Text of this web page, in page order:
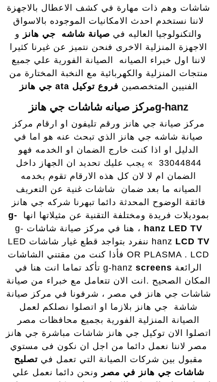
شاشات وهم ذات مهارة في كشف الاعطال بالاجهزة
لاننا نستخدم احدث الامكانيات الموجوده بالاسواق
والتكنولوجيا العاليه في صيانة شاشه جي هانز و
الاجهزة المنزلية الاخرى فنحن نتميز عن غيرنا كثيرا
لاننا اول خبراء الصيانه الصيانة الفورية علي جميع
منتجات المنزلية والكهربائية مع النخبة المختارة من
الفنيين المتخصصين فروعتوكيل ata جي هانز
g-hanzمركز صيانه شاشات جي هانز
مركز صيانة جي هانز ورقم تليفون او ارقام مركز
صيانة شاشه جي هانز الذي تبحث عنه هو اما في
الدليل او اذا كنت خارج الضمان او الخدمه فهو
33044844 » يجب عليك تحديد ان الجهاز داخل
الضمان ام لا لان كل هذه الارقام تقوم بخدمه
الصيانه ما بعد ضمان شاشات غنية عن التعريف
فائقة الوضوح المحدثة دائما تبهرنا شركه جي هانز
بموديلات فريدة ومختلفة التقنية عن مثيلاتها انها
g-
hanz LED TV
، هنا في مركز صيانة شاشات g-
hanz LCD TV
ننفرد بتواجد قطع غيار شاشات LED
OR PLASMA . LCD فأذا كنت من مقتني الشاشات
الرائعة g-hanz screens
تأكد تماما انت هنا في
المكان الصحيح .انت الان تتعامل مع خبراء من صيانة
شاشات جي هانز في مصر ، شرفونا في مركز صيانة
شاشة جي هانز بلازما او اتصلوا نصلكم لعمل
الصيانة المنزلية الفورية بجميع محافظات مصر
اتصلوا الان توكيل جي هانز شاشات مباشرة جي هانز
مصر لاننا نعمل دائما من اجل ان نكون فى مستوي
مقبول بين شركات الصيانة التي تعمل في تصليح
شاشات جي هانز في مصر
ونحن دائما نعمل علي